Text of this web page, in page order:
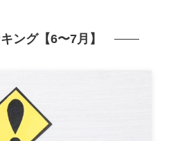
ング【6〜7月】